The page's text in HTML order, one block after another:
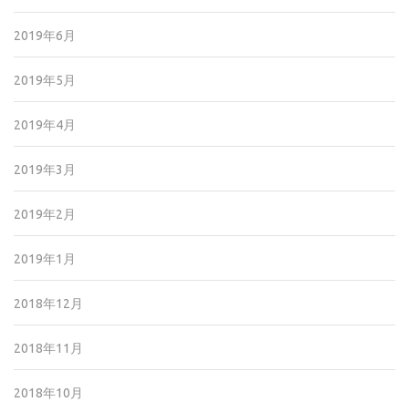
2019年6月
2019年5月
2019年4月
2019年3月
2019年2月
2019年1月
2018年12月
2018年11月
2018年10月